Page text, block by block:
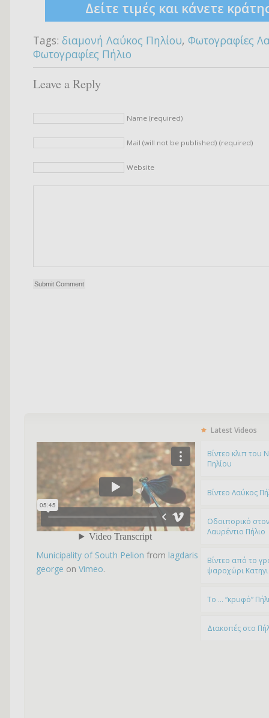
Δείτε τιμές και κάνετε
Tags: διαμονή Λαύκος Πηλίου, Φωτογραφίες
Φωτογραφίες Πήλιο
Leave a Reply
Name (required)
Mail (will not be published) (required)
Website
Municipality of South Pelion from lagdaris
george on Vimeo.
Latest Videos
Bίντεο κλιπ του
Πηλίου
Βίντεο Λαύκος
Οδοιπορικό
Λαυρέντιο Πήλιο
Βίντεο από το
ψαροχώρι
To … “κρυφό”
Διακοπές στο